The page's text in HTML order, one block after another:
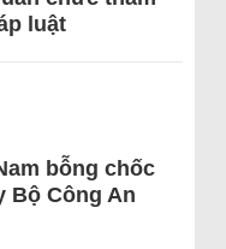
luật
bỗng chốc
Bộ Công An